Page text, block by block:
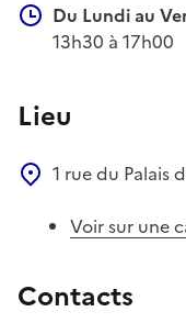
Du Lundi au
13h30 à 17h00
Lieu
1 rue du Palais
Voir sur une
Contacts